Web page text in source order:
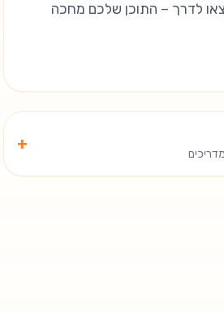
וצאו לדרך – התוכן שלכם מחכה
+